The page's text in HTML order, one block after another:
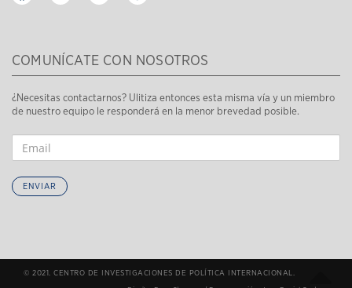
COMUNÍCATE CON NOSOTROS
¿Necesitas contactarnos? Ulitiza entonces esta misma vía y un miembro
de nuestro equipo le responderá en la menor brevedad posible.
ENVIAR
© 2021. CENTRO DE INVESTIGACIONES DE POLÍTICA INTERNACIONAL.